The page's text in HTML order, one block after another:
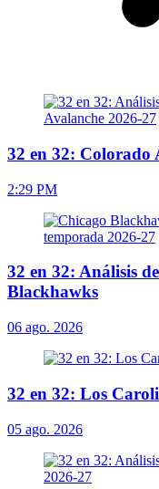
32 en 32: Colorado
2:29 PM
32 en 32: Análisis
Blackhawks
06 ago. 2026
32 en 32: Los
05 ago. 2026